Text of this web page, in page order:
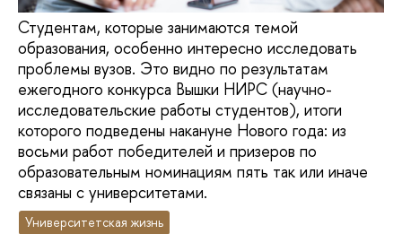
Студентам, которые занимаются темой
образования, особенно интересно исследовать
проблемы вузов. Это видно по результатам
ежегодного конкурса Вышки НИРС (научно-
исследовательские работы студентов), итоги
которого подведены накануне Нового года: из
восьми работ победителей и призеров по
образовательным номинациям пять так или иначе
связаны с университетами.
Университетская жизнь